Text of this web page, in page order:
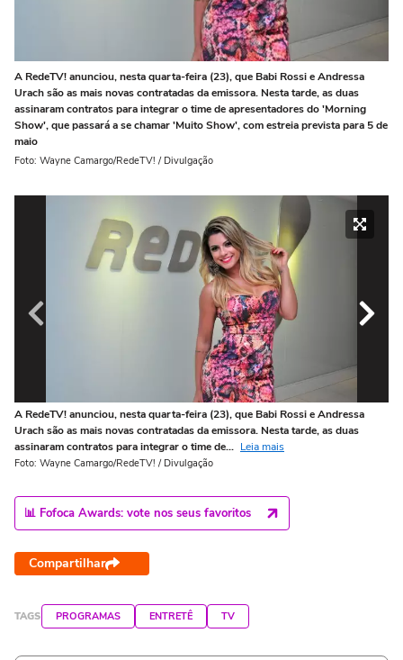
A RedeTV! anunciou, nesta quarta-feira (23), que Babi Rossi e Andressa
Urach são as mais novas contratadas da emissora. Nesta tarde, as duas
assinaram contratos para integrar o time de apresentadores do 'Morning
Show', que passará a se chamar 'Muito Show', com estreia prevista para 5 de
maio
Foto: Wayne Camargo/RedeTV! / Divulgação
A RedeTV! anunciou, nesta quarta-feira (23), que Babi Rossi e Andressa
Urach são as mais novas contratadas da emissora. Nesta tarde, as duas
assinaram contratos para integrar o time de... Leia mais
Foto: Wayne Camargo/RedeTV! / Divulgação
📊 Fofoca Awards: vote nos seus favoritos
Compartilhar
TAGS PROGRAMAS ENTRETÊ TV